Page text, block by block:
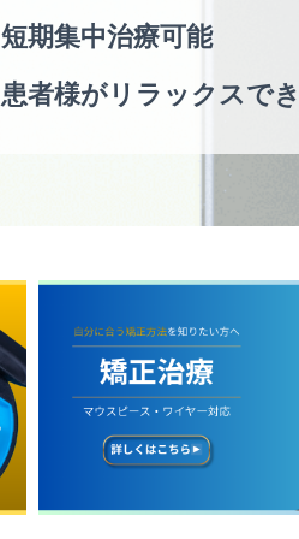
短期集中治療可能
患者様がリラックスで